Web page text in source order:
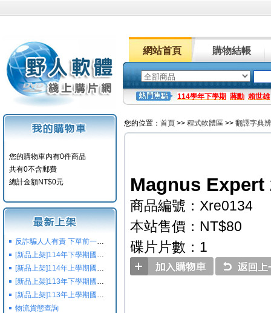
網站首頁 購物結帳
114學年下學期 蔣勳 賴世雄
您的購物車内有0件商品
共有0不含郵費
總計金額NT$0元
反詐騙人人有責 下單前一定要注意
[新品上架]114年下學期國小國中高中命題光碟,校用卷,習作
[新品上架]114年上學期國小國中高中命題光碟,校用卷,習作
[新品上架]113年下學期國小國中高中命題光碟,校用卷,習作
[新品上架]113年上學期國小國中高中命題光碟,校用卷,習作
物流貨態查詢
您的位置： 首頁 >> 程式軟體區 >> 翻譯字典
Magnus Expert
商品編號：Xre0134
本站售價：NT$80
碟片片數：1